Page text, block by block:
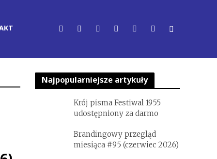
Najpopularniejsze artykuły
Krój pisma Festiwal 1955
udostępniony za darmo
Brandingowy przegląd
miesiąca #95 (czerwiec 2026)